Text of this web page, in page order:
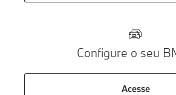
Configure o seu
Acesse